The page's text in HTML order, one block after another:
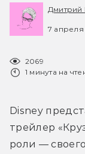
Дмитрий
7 апреля
2069
1 минута на
Disney
трейлер
роли —